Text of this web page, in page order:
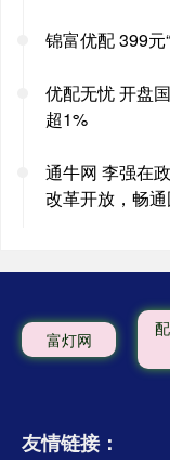
锦富优配 399元
优配无忧 开盘
超1%
通牛网 李强在
改革开放，畅
富灯网
友情链接：